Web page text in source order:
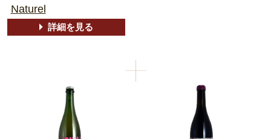
Naturel
詳細を見る